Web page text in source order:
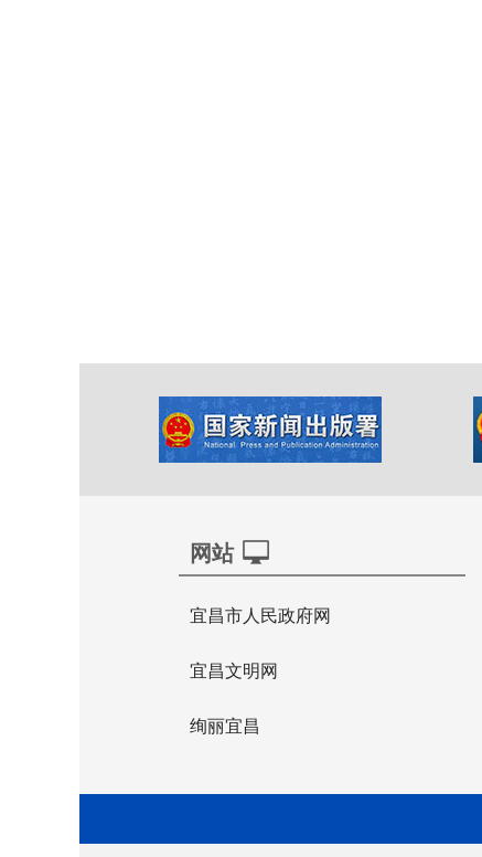
网站
宜昌市人民政府网
宜昌文明网
绚丽宜昌